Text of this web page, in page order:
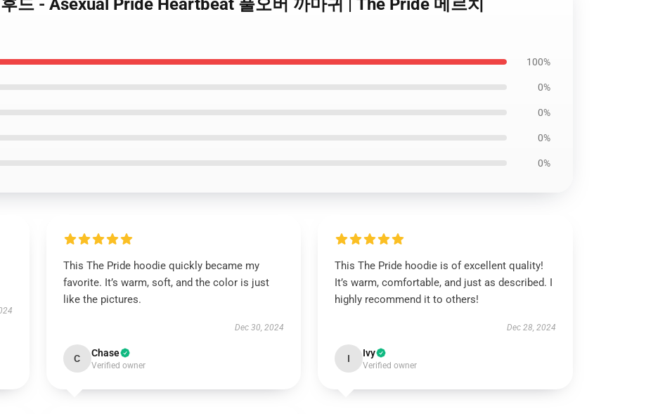
드 - Asexual Pride Heartbeat 풀오버 까마귀 | The Pride 메르치
100%
0%
0%
0%
0%
This The Pride hoodie quickly became my
favorite. It’s warm, soft, and the color is just
like the pictures.
Dec 30, 2024
C Chase
Verified owner
This The Pride hoodie is of excellent quality!
It’s warm, comfortable, and just as described. I
highly recommend it to others!
Dec 28, 2024
I Ivy
Verified owner